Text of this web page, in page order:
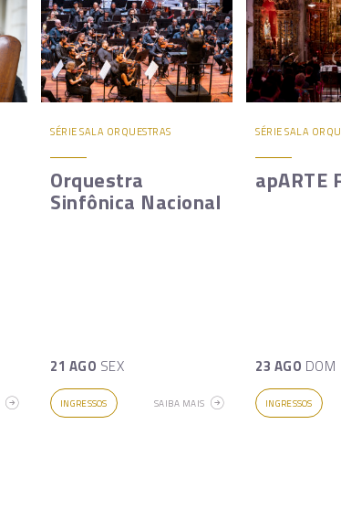
SÉRIE SALA ORQUESTRAS
Orquestra
Sinfônica Nacional
21 AGO SEX
INGRESSOS SAIBA MAIS
SÉRIE SALA
apARTE
23 AGO DOM
INGRESSOS